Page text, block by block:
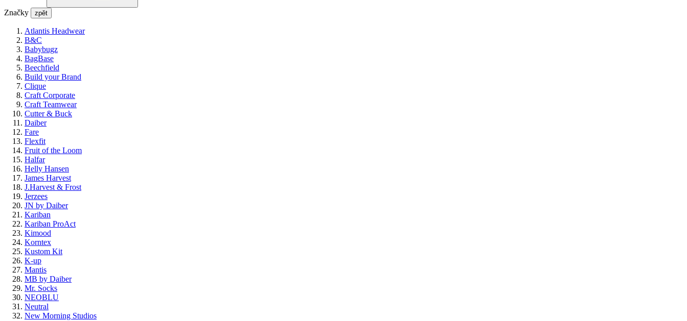
Značky zpět
Atlantis Headwear
B&C
Babybugz
BagBase
Beechfield
Build your Brand
Clique
Craft Corporate
Craft Teamwear
Cutter & Buck
Daiber
Fare
Flexfit
Fruit of the Loom
Halfar
Helly Hansen
James Harvest
J.Harvest & Frost
Jerzees
JN by Daiber
Kariban
Kariban ProAct
Kimood
Korntex
Kustom Kit
K-up
Mantis
MB by Daiber
Mr. Socks
NEOBLU
Neutral
New Morning Studios